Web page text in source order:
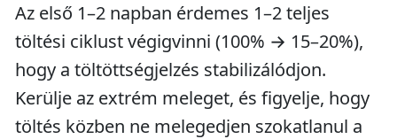
Az első 1–2 napban érdemes 1–2 teljes
töltési ciklust végigvinni (100% → 15–20%),
hogy a töltöttségjelzés stabilizálódjon.
Kerülje az extrém meleget, és figyelje, hogy
töltés közben ne melegedjen szokatlanul a